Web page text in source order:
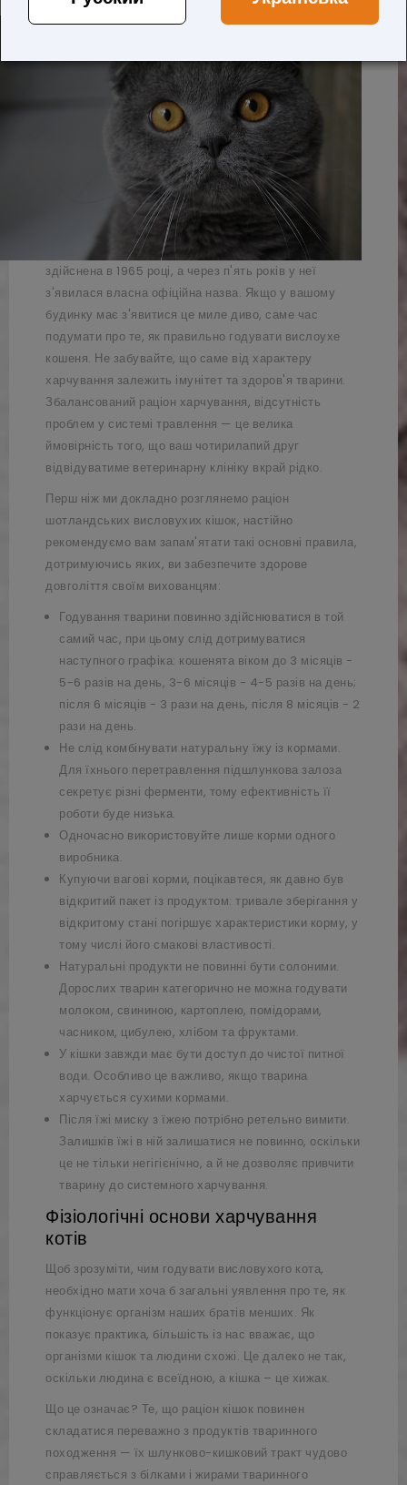
представницею цієї породи.
Реєстрація породи була
здійснена в 1965 році, а через п'ять років у неї
з'явилася власна офіційна назва. Якщо у вашому
будинку має з'явитися це миле диво, саме час
подумати про те, як правильно годувати вислоухе
кошеня. Не забувайте, що саме від характеру
харчування залежить імунітет та здоров'я тварини.
Збалансований раціон харчування, відсутність
проблем у системі травлення — це велика
ймовірність того, що ваш чотирилапий друг
відвідуватиме ветеринарну клініку вкрай рідко.
Перш ніж ми докладно розглянемо раціон
шотландських висловухих кішок, настійно
рекомендуємо вам запам'ятати такі основні правила,
дотримуючись яких, ви забезпечите здорове
довголіття своїм вихованцям:
Годування тварини повинно здійснюватися в той
самий час, при цьому слід дотримуватися
наступного графіка: кошенята віком до 3 місяців -
5-6 разів на день, 3-6 місяців - 4-5 разів на день;
після 6 місяців - 3 рази на день, після 8 місяців - 2
рази на день.
Не слід комбінувати натуральну їжу із кормами.
Для їхнього перетравлення підшлункова залоза
секретує різні ферменти, тому ефективність її
роботи буде низька.
Одночасно використовуйте лише корми одного
виробника.
Купуючи вагові корми, поцікавтеся, як давно був
відкритий пакет із продуктом: тривале зберігання у
відкритому стані погіршує характеристики корму, у
тому числі його смакові властивості.
Натуральні продукти не повинні бути солоними.
Дорослих тварин категорично не можна годувати
молоком, свининою, картоплею, помідорами,
часником, цибулею, хлібом та фруктами.
У кішки завжди має бути доступ до чистої питної
води. Особливо це важливо, якщо тварина
харчується сухими кормами.
Після їжі миску з їжею потрібно ретельно вимити.
Залишків їжі в ній залишатися не повинно, оскільки
це не тільки негігієнічно, а й не дозволяє привчити
тварину до системного харчування.
Фізіологічні основи харчування
котів
Щоб зрозуміти, чим годувати висловухого кота,
необхідно мати хоча б загальні уявлення про те, як
функціонує організм наших братів менших. Як
показує практика, більшість із нас вважає, що
організми кішок та людини схожі. Це далеко не так,
оскільки людина є всеїдною, а кішка – це хижак.
Що це означає? Те, що раціон кішок повинен
складатися переважно з продуктів тваринного
походження — їх шлунково-кишковий тракт чудово
справляється з білками і жирами тваринного